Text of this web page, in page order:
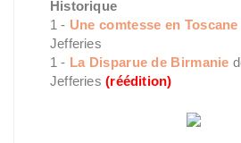
Historique
1 - Une comtesse en Toscane
Jefferies
1 - La Disparue de Birmanie
Jefferies(réédition)